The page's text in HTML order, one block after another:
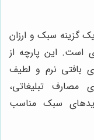
گزینه سبک و ارزان
است. این پارچه از
بافتی نرم و لطیف
مصارف تبلیغاتی،
سبک مناسب